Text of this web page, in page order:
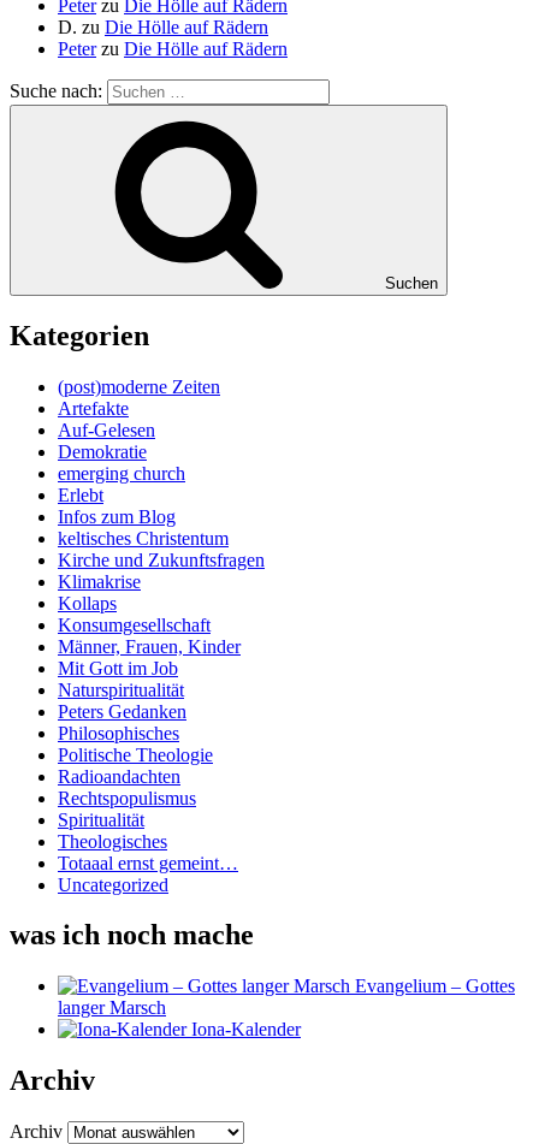
Peterzu
Die Hölle auf Rädern
D. zu Die Hölle auf Rädern
Peterzu Die Hölle auf Rädern
Suche nach:
Suchen
Kategorien
(post)moderne Zeiten
Artefakte
Auf-Gelesen
Demokratie
emerging church
Erlebt
Infos zum Blog
keltisches Christentum
Kirche und Zukunftsfragen
Klimakrise
Kollaps
Konsumgesellschaft
Männer, Frauen, Kinder
Mit Gott im Job
Naturspiritualität
Peters Gedanken
Philosophisches
Politische Theologie
Radioandachten
Rechtspopulismus
Spiritualität
Theologisches
Totaaal ernst gemeint…
Uncategorized
was ich noch mache
Evangelium – Gottes
langer Marsch
Iona-Kalender
Archiv
Archiv